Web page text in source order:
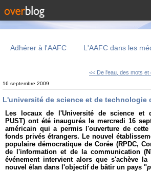
Adhérer à l'AAFC L'AAFC dans les
<< De l'eau, des mots et
16 septembre 2009
L'université de science et de technologie
Les locaux de l'Université de science et
PUST) ont été inaugurés le mercredi 16
américain qui a permis l'ouverture de
fonds privés étrangers. Le nouvel
populaire démocratique de Corée (RPDC,
de l'information et de la communication
événement intervient alors que s'achève
nouvel élan dans l'objectif de bâtir un pays "